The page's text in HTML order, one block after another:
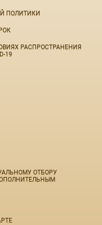
ПОЛИТИКИ
РАСПРОСТРАНЕНИЯ
19
ОТБОРУ